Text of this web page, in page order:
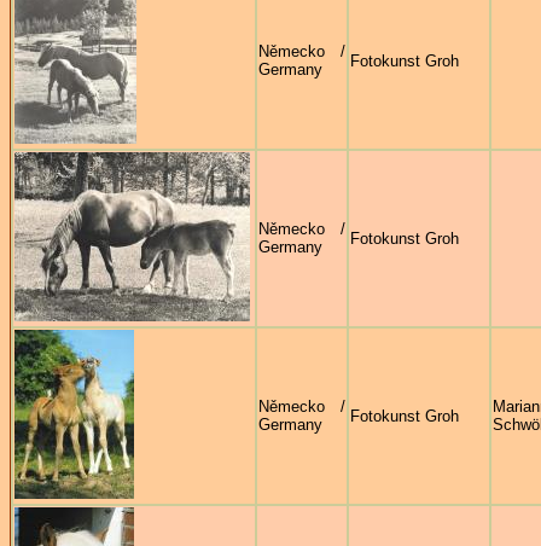
Německo /
Germany
Fotokunst Groh
Německo /
Germany
Fotokunst Groh
Německo /
Germany
Fotokunst Groh